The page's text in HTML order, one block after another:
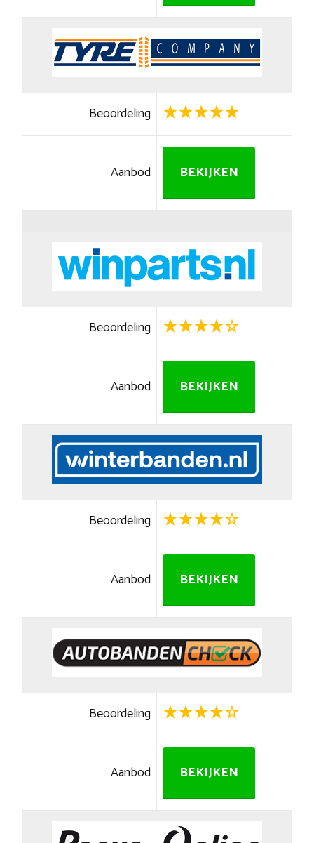
Beoordeling
Aanbod BEKIJKEN
Beoordeling
Aanbod BEKIJKEN
Beoordeling
Aanbod BEKIJKEN
Beoordeling
Aanbod BEKIJKEN